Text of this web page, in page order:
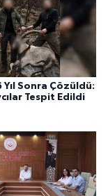
Sonra Çözüldü:
Tespit Edildi